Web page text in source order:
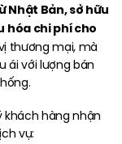
Nhật Bản, sở hữu
hóa chi phí cho
thương mại, mà
ái với lượng bán
khách hàng nhận
vụ: